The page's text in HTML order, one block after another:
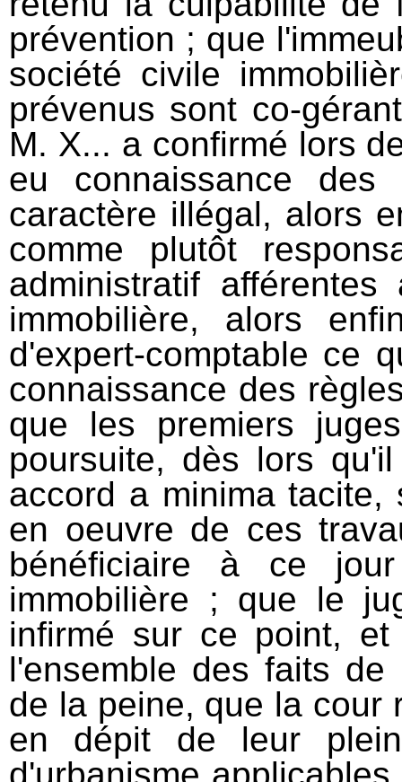
prévention ; que
société civile
prévenus sont co-
M. X... a confirmé lors
eu connaissance
caractère illégal, alors
comme plutôt
administratif
immobilière, alors
d'expert-comptable ce
connaissance des
que les premiers
poursuite, dès lors
accord a minima
en oeuvre de ces
bénéficiaire à ce
immobilière ; que le
infirmé sur ce point,
l'ensemble des faits
de la peine, que la cour
en dépit de leur
d'urbanisme